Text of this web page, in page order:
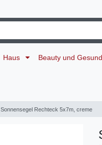
Haus Beauty und
Sonnensegel Rechteck 5x7m, creme